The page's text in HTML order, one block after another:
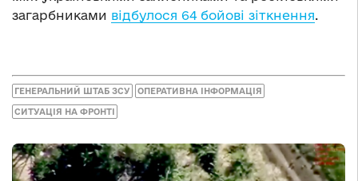
загарбниками відбулося 64 бойові зіткнення.
ГЕНЕРАЛЬНИЙ ШТАБ ЗСУ ОПЕРАТИВНА ІНФОРМАЦІЯ
СИТУАЦІЯ НА ФРОНТІ